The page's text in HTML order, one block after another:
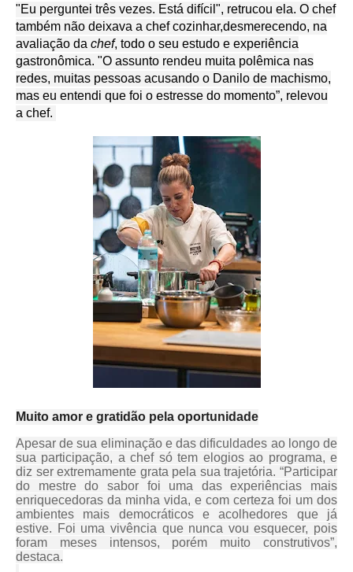
"Eu perguntei três vezes. Está difícil", retrucou ela. O chef
também não deixava a chef cozinhar,desmerecendo, na
avaliação da chef, todo o seu estudo e experiência
gastronômica. "O assunto rendeu muita polêmica nas
redes, muitas pessoas acusando o Danilo de machismo,
mas eu entendi que foi o estresse do momento”, relevou
a chef.
Muito amor e gratidão pela oportunidade
Apesar de sua eliminação e das dificuldades ao longo de
sua participação, a chef só tem elogios ao programa, e
diz ser extremamente grata pela sua trajetória. “Participar
do mestre do sabor foi uma das experiências mais
enriquecedoras da minha vida, e com certeza foi um dos
ambientes mais democráticos e acolhedores que já
estive. Foi uma vivência que nunca vou esquecer, pois
foram meses intensos, porém muito construtivos”,
destaca.